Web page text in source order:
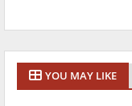
YOU MAY LIKE